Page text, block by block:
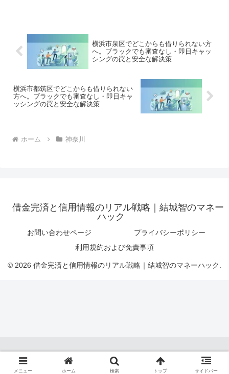
横浜市泉区でどこからも借りられない方
へ。ブラックでも審査なし・即日キャッ
シングの罠と安全な解決策
横浜市都筑区でどこからも借りられない
方へ。ブラックでも審査なし・即日キャ
ッシングの罠と安全な解決策
ホーム 神奈川
借金完済と信用情報のリアル戦略｜結城智のマネー
ハック
お問い合わせページ
プライバシーポリシー
利用規約および免責事項
© 2026 借金完済と信用情報のリアル戦略｜結城智のマネーハック.
メニュー ホーム 検索 トップ サイドバー